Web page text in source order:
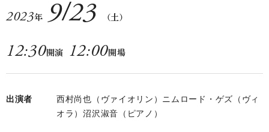
2023年 9/23 （土）
12:30開演 12:00開場
出演者
西村尚也（ヴァイオリン）ニムロード・ゲズ（ヴィ
オラ）沼沢淑音（ピアノ）